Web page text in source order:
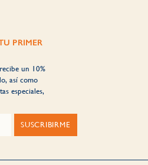
PRIMER
un 10%
así como
especiales,
SUSCRIBIRME